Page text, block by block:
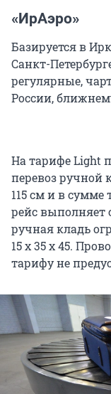
«ИрАэро»
Базируется в
Санкт-
регулярные,
России,
На тарифе Light
перевоз ручной
115 см и в сумме
рейс выполняет
ручная кладь
15 х 35 х 45.
тарифу не